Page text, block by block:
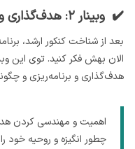
✔️ وبینار ۲: هدف‌گذاری و برنامه‌ریزی (برگزار شد)
بعد از شناخت کنکور ارشد،
الان بهش فکر کنید. توی این
هدف‌گذاری و برنامه‌ریزی و
اهمیت و مهندسی کردن
چطور انگیزه و روحیه خود را